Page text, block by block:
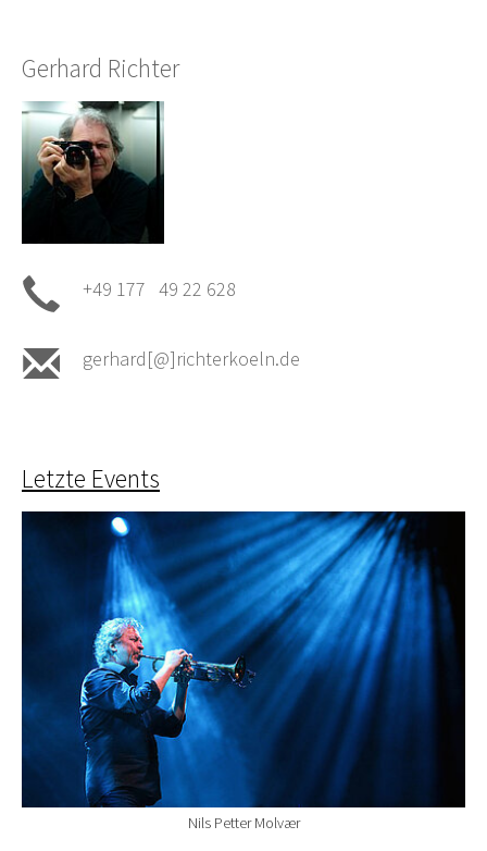
Gerhard Richter
+49 177 49 22 628
gerhard[@]richterkoeln.de
Letzte Events
Nils Petter Molvær